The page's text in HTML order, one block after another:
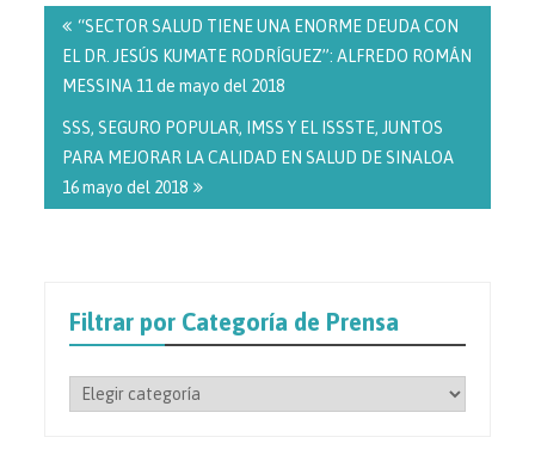
de
entradas
“SECTOR SALUD TIENE UNA ENORME DEUDA CON
EL DR. JESÚS KUMATE RODRÍGUEZ”: ALFREDO ROMÁN
MESSINA 11 de mayo del 2018
SSS, SEGURO POPULAR, IMSS Y EL ISSSTE, JUNTOS
PARA MEJORAR LA CALIDAD EN SALUD DE SINALOA
16 mayo del 2018
Filtrar por Categoría de Prensa
Filtrar